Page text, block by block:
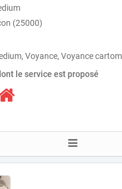
(25000)
Voyance, Voyance
le service est proposé